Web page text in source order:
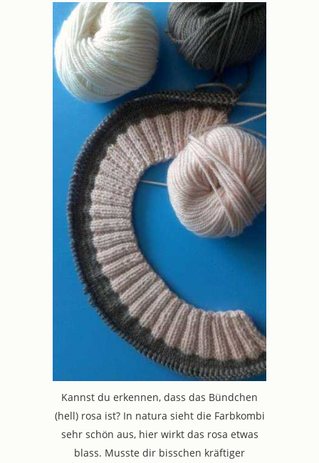
Kannst du erkennen, dass das Bündchen
(hell) rosa ist? In natura sieht die Farbkombi
sehr schön aus, hier wirkt das rosa etwas
blass. Musste dir bisschen kräftiger